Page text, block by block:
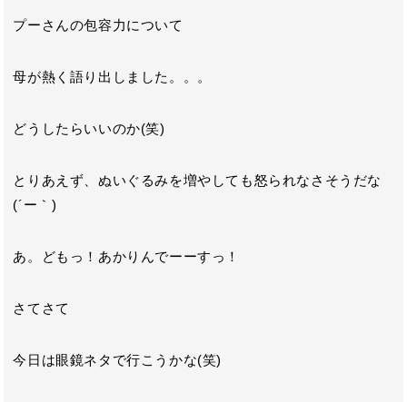
プーさんの包容力について
母が熱く語り出しました。。。
どうしたらいいのか(笑)
とりあえず、ぬいぐるみを増やしても怒られなさそうだな
(´ー｀)
あ。どもっ！あかりんでーーすっ！
さてさて
今日は眼鏡ネタで行こうかな(笑)